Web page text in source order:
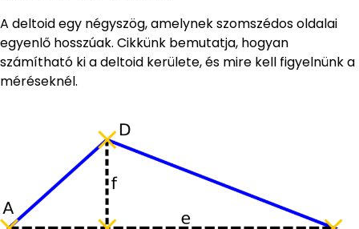
A deltoid egy négyszög, amelynek szomszédos oldalai
egyenlő hosszúak. Cikkünk bemutatja, hogyan
számítható ki a deltoid kerülete, és mire kell figyelnünk a
méréseknél.